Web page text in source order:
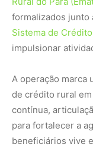
formalizados junto
Sistema de
impulsionar
A operação marca
de crédito rural
contínua,
para fortalecer a
beneficiários vive